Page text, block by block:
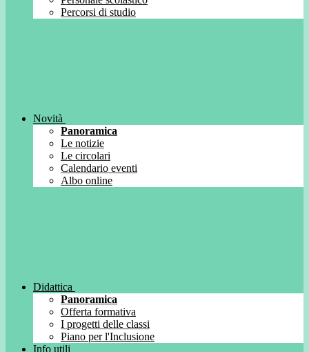
Percorsi di studio
Novità
Panoramica
Le notizie
Le circolari
Calendario eventi
Albo online
Didattica
Panoramica
Offerta formativa
I progetti delle classi
Piano per l'Inclusione
Info utili